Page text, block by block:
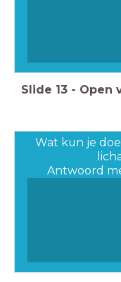
Slide 13 - Open
Wat kun je
Antwoord